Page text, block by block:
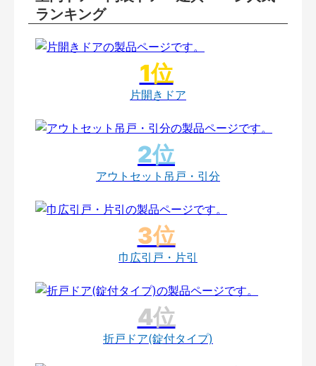
ランキング
片開きドア
アウトセット吊戸・引分
巾広引戸・片引
折戸ドア(錠付タイプ)